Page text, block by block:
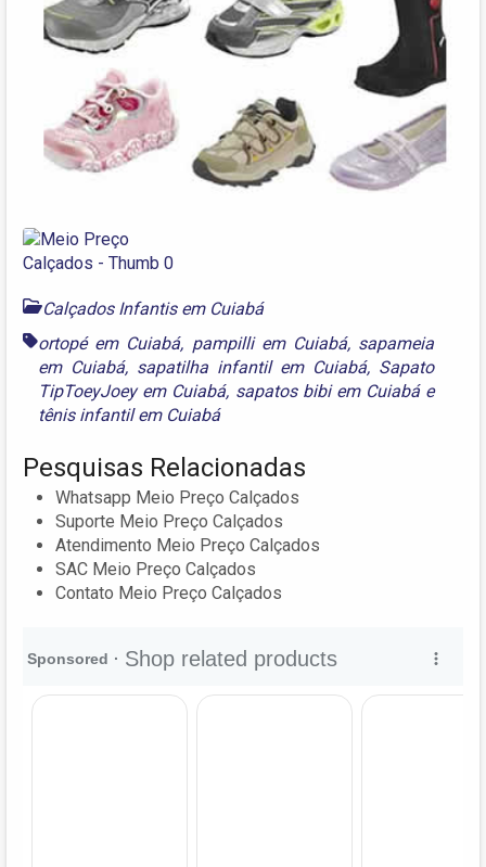
Calçados Infantis em Cuiabá
ortopé em Cuiabá, pampilli em Cuiabá, sapameia
em Cuiabá, sapatilha infantil em Cuiabá, Sapato
TipToeyJoey em Cuiabá, sapatos bibi em Cuiabáe
tênis infantil em Cuiabá
Pesquisas Relacionadas
Whatsapp Meio Preço Calçados
Suporte Meio Preço Calçados
Atendimento Meio Preço Calçados
SAC Meio Preço Calçados
Contato Meio Preço Calçados